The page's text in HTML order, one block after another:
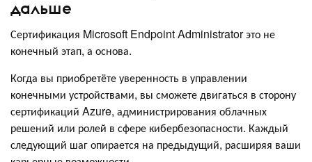
дальше
Сертификация Microsoft Endpoint Administrator это не
конечный этап, а основа.
Когда вы приобретёте уверенность в управлении
конечными устройствами, вы сможете двигаться в сторону
сертификаций Azure, администрирования облачных
решений или ролей в сфере кибербезопасности. Каждый
следующий шаг опирается на предыдущий, расширяя ваши